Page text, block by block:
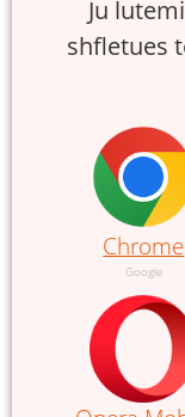
Ju
shfletues
Chrome
Google